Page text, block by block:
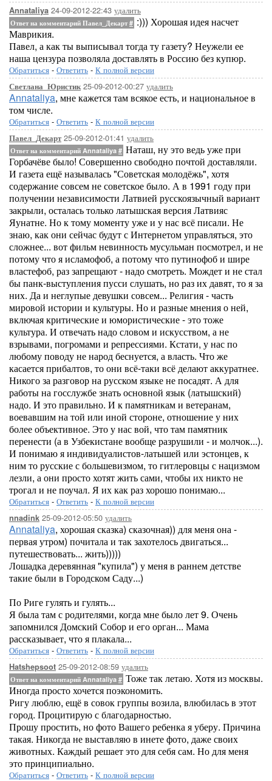
Annataliya 24-09-2012-22:43 удалить
Ответ на комментарий Павел_Декарт# :))) Хорошая идея насчет
Маврикия.
Павел, а как ты выписывал тогда ту газету? Неужели ее
наша цензура позволяла доставлять в Россию без купюр.
Обратиться - Ответить - К полной версии
Светлана_Юристик25-09-2012-00:27 удалить
Annataliya, мне кажется там всякое есть, и национальное в
том числе.
Обратиться - Ответить - К полной версии
Павел_Декарт25-09-2012-01:41 удалить
Ответ на комментарий Annataliya # Наташ, ну это ведь уже при
Горбачёве было! Совершенно свободно почтой доставляли.
И газета ещё называлась "Советская молодёжь", хотя
содержание совсем не советское было. А в 1991 году при
получении независимости Латвией русскоязычный вариант
закрыли, осталась только латышская версия Латвияс
Яунатне. Но к тому моменту уже и у нас всё писали. Не
знаю, как они сейчас будут с Интернетом управляться, это
сложнее... вот фильм невинность мусульман посмотрел, и не
потому что я исламофоб, а потому что путинофоб и шире
властефоб, раз запрещают - надо смотреть. Мождет и не стал
бы панк-выступления пусси слушать, но раз их давят, то я за
них. Да и неглупые девушки совсем... Религия - часть
мировой истории и культуры. Но и разные мнения о ней,
включая критические и юмористические - это тоже
культура. И отвечать надо словом и искусством, а не
взрывами, погромами и репрессиями. Кстати, у нас по
любому поводу не народ беснуется, а власть. Что же
касается прибалтов, то они всё-таки всё делают аккуратнее.
Никого за разговор на русском языке не посадят. А для
работы на госслужбе знать основной язык (латышский)
надо. И это правильно. И к памятникам и ветеранам,
воевавшим на той или иной стороне, отношение у них
более объективное. Это у нас вой, что там памятник
перенести (а в Узбекистане вообще разрушили - и молчок...).
И понимаю я индивидуалистов-латышей или эстонцев, к
ним то русские с большевизмом, то гитлеровцы с нацизмом
лезли, а они просто хотят жить сами, чтобы их никто не
трогал и не поучал. Я их как раз хорошо понимаю...
Обратиться - Ответить - К полной версии
nnadink 25-09-2012-05:50 удалить
Annataliya, хорошая сказка) сказочная)) для меня она -
первая утром) почитала и так захотелось двигаться...
путешествовать... жить)))))
Лошадка деревянная "купила") у меня в раннем детстве
такие были в Городском Саду...)
По Риге гулять и гулять...
Я была там с родителями, когда мне было лет 9. Очень
запомнился Домский Собор и его орган... Мама
рассказывает, что я плакала...
Обратиться - Ответить - К полной версии
Hatshepsoot 25-09-2012-08:59 удалить
Ответ на комментарий Annataliya # Тоже так летаю. Хотя из москвы.
Иногда просто хочется поэкономить.
Ригу люблю, ещё в совок группы возила, влюбилась в этот
город. Процитирую с благодарностью.
Прошу простить, но фото Вашего ребенка я уберу. Причина
такая. Никогда не выставляю в инете фото, даже своих
животных. Каждый решает это для себя сам. Но для меня
это принципиально.
Обратиться - Ответить - К полной версии